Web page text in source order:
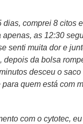
comprei 8
as 12:30
senti muita dor e
da bolsa
desceu o
quem está
com o cytotec,